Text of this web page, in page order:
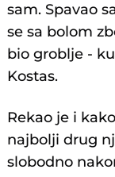
sam. Spavao
se sa bolom
bio groblje -
Kostas.
Rekao je i
najbolji drug
slobodno